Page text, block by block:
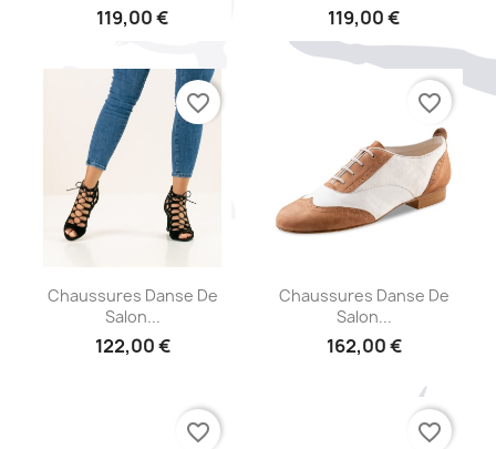
119,00 € 119,00 €
Aperçu rapide
Chaussures Danse De
Salon...
122,00 €
favorite_border
Aperçu rapide
Chaussures Danse De
Salon...
162,00 €
favorite_border
favorite_border favorite_border